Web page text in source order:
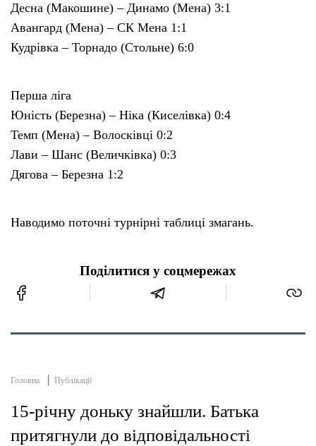
Підтримати «місцевих»
Десна (Макошине) – Динамо (Мена) 3:1
Авангард (Мена) – СК Мена 1:1
Кудрівка – Торнадо (Стольне) 6:0
Перша ліга
Юність (Березна) – Ніка (Киселівка) 0:4
Темп (Мена) – Волосківці 0:2
Лави – Шанс (Величківка) 0:3
Дягова – Березна 1:2
Наводимо поточні турнірні таблиці змагань.
Поділитися у соцмережах
Головна Публікації
15-річну доньку знайшли. Батька
притягнули до відповідальності